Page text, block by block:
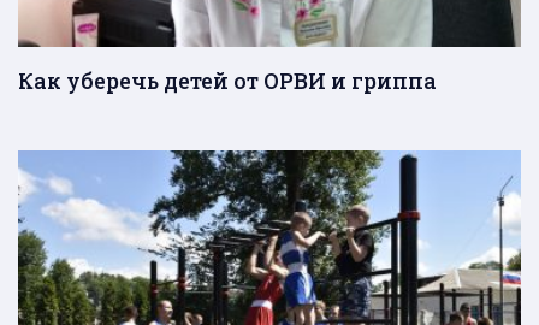
Как уберечь детей от ОРВИ и гриппа